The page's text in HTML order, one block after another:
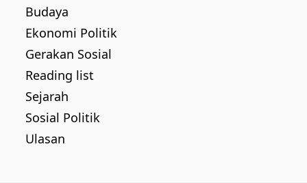
Budaya
Ekonomi Politik
Gerakan Sosial
Reading list
Sejarah
Sosial Politik
Ulasan